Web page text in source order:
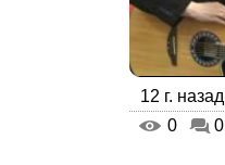
12 г. назад
0
0